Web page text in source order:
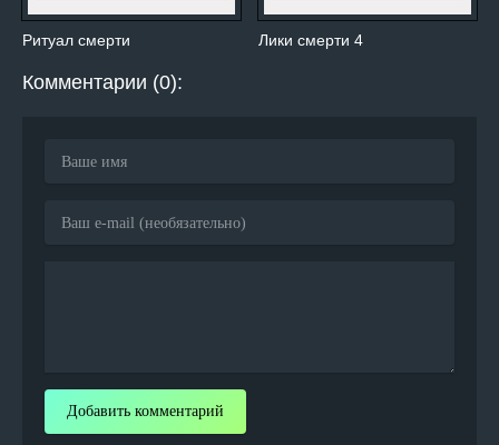
Ритуал смерти Лики смерти 4
Комментарии (0):
Добавить комментарий